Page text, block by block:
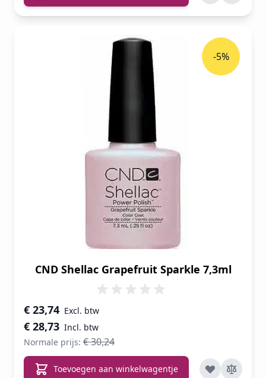
CND Shellac Grapefruit Sparkle 7,3ml
Speciale prijs
€ 28,73
€ 23,74
Normale prijs: € 30,24
-5%
Toevoegen aan winkelwagentje